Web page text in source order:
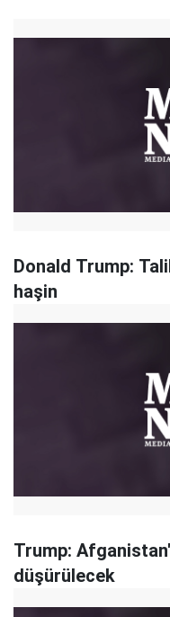
Donald Trump:
haşin
Trump:
düşürülecek